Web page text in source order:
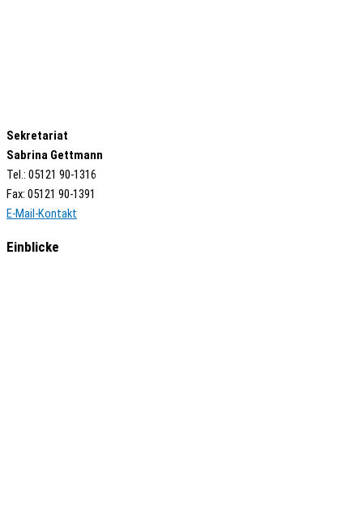
Sekretariat
Sabrina Gettmann
Tel.: 05121 90-1316
Fax: 05121 90-1391
E-Mail-Kontakt
Einblicke